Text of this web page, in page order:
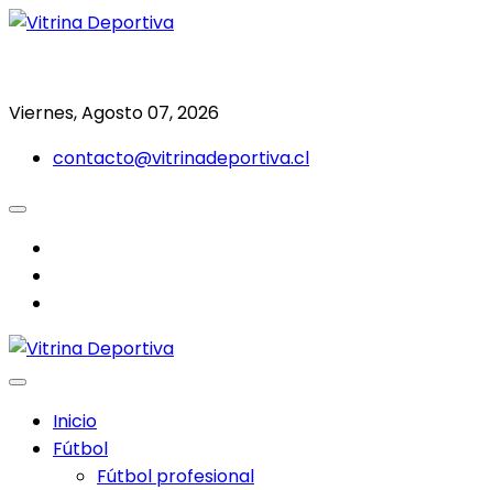
Saltar
Viernes, Agosto 07, 2026
contacto@vitrinadeportiva.cl
Inicio
Fútbol
Fútbol profesional